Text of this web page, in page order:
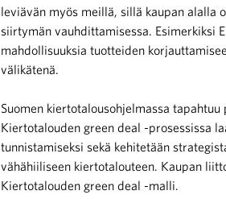
leviävän myös meillä, sillä kaupan alalla
siirtymän vauhdittamisessa. Esimerkiksi
mahdollisuuksia tuotteiden
välikätenä.
Suomen kiertotalousohjelmassa
Kiertotalouden green deal -prosessissa
tunnistamiseksi sekä kehitetään
vähähiiliseen kiertotalouteen. Kaupan
Kiertotalouden green deal -malli.